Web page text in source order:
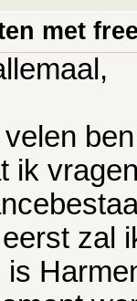
met
ik
zal
is